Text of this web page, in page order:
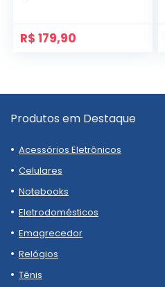
R$ 179,90
Produtos em Destaque
Acessórios Eletrônicos
Celulares
Notebooks
Eletrodomésticos
Emagrecedor
Relógios
Tênis